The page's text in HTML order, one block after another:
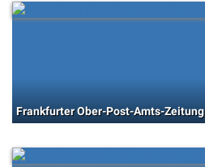
Frankfurter Ober-Post-Amts-Zeitung